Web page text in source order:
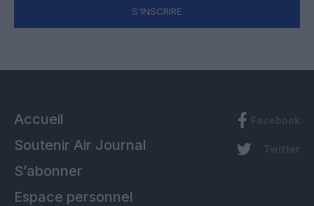
S'INSCRIRE
Accueil
Soutenir Air Journal
S’abonner
Espace personnel